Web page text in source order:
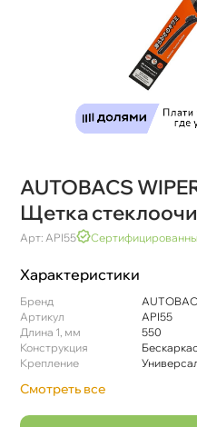
AUTOBACS
Щетка
Арт: API55
Характеристики
Бренд
Артикул
API55
Длина 1, мм
550
Конструкция
Крепление
Смотреть все